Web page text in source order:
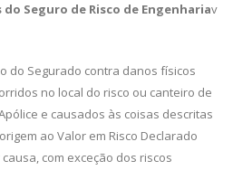
Seguro de Risco de Engenhariav
do Segurado contra danos físicos
no local do risco ou canteiro de
e causados às coisas descritas
ao Valor em Risco Declarado
com exceção dos riscos